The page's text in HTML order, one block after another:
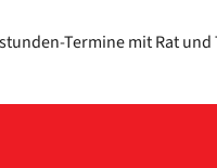
Termine mit Rat